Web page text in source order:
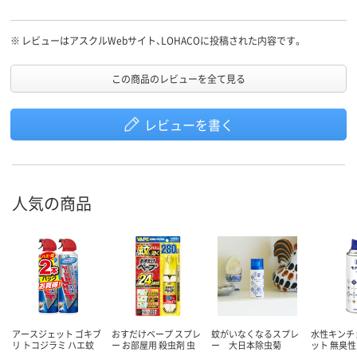
るように思います。
※ レビューはアスクルWebサイト、LOHACOに投稿された内容です。
この商品のレビューを全て見る
レビューを書く
人気の商品
アースジェット ゴキブ
リ トコジラミ ハエ蚊
おすだけベープ スプレ
ー お部屋用 殺虫剤 虫
蚊がいなくなるスプレ
ー 大日本除虫菊
水性キン
ット 無臭